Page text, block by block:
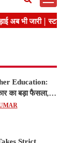
Education:
का बड़ा फैसला,
प्राइवेट